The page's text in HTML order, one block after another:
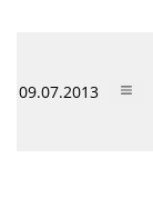
09.07.2013